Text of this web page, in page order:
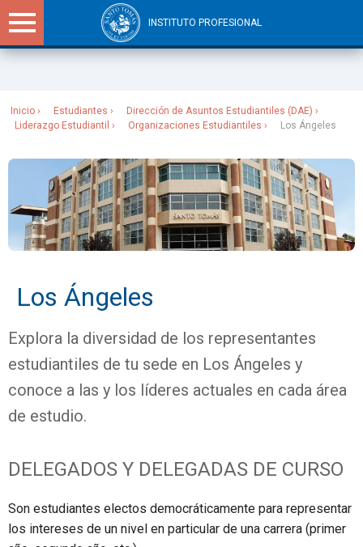
INSTITUTO PROFESIONAL
Inicio Estudiantes
Dirección de Asuntos Estudiantiles (DAE)
Liderazgo Estudiantil
Organizaciones Estudiantiles Los Ángeles
Los Ángeles
Explora la diversidad de los representantes
estudiantiles de tu sede en Los Ángeles y
conoce a las y los líderes actuales en cada área
de estudio.
DELEGADOS Y DELEGADAS DE CURSO
Son estudiantes electos democráticamente para representar
los intereses de un nivel en particular de una carrera (primer